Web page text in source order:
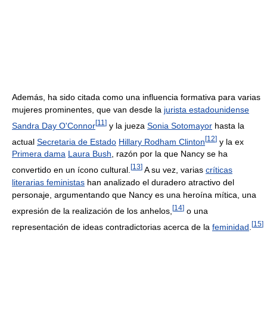
Además, ha sido citada como una influencia formativa para varias
mujeres prominentes, que van desde la jurista estadounidense
Sandra Day O'Connor[11 ] y la jueza Sonia Sotomayor hasta la
actual Secretaria de Estado Hillary Rodham Clinton[12] y la ex
Primera dama Laura Bush, razón por la que Nancy se ha
convertido en un ícono cultural. [13] A su vez, varias críticas
literarias feministas han analizado el duradero atractivo del
personaje, argumentando que Nancy es una heroína mítica, una
expresión de la realización de los anhelos, [14] o una
representación de ideas contradictorias acerca de la feminidad [15]